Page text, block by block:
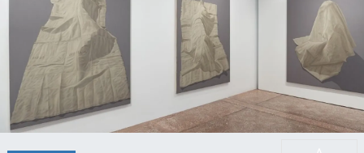
Künye
Son Dakika Haberleri
Haber Arşivi